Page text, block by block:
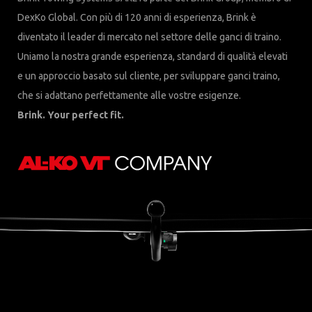
DexKo Global. Con più di 120 anni di esperienza, Brink è
diventato il leader di mercato nel settore delle ganci di traino.
Uniamo la nostra grande esperienza, standard di qualità elevati
e un approccio basato sul cliente, per sviluppare ganci traino,
che si adattano perfettamente alle vostre esigenze.
Brink. Your perfect fit.